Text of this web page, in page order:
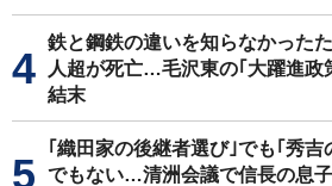
鉄と鋼鉄の違いを知らなかった
人超が死亡…毛沢東の｢大躍進政
結末
｢織田家の後継者選び｣でも｢秀吉
でもない…清洲会議で信長の息